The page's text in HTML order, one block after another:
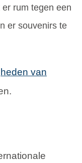
rum tegen een
er souvenirs te
van